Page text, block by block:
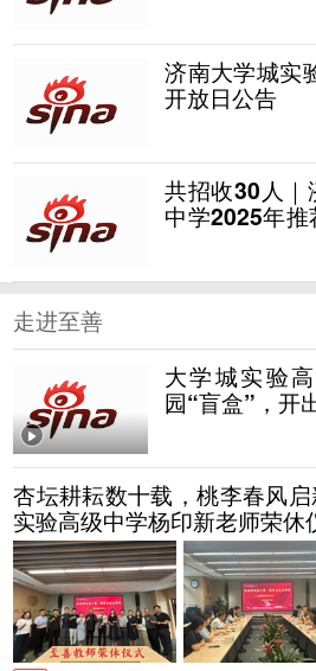
济南大学城实
开放日公告
共招收30人｜
中学2025年
走进至善
大学城实验
园“盲盒”，开
杏坛耕耘数十载，桃李春风
实验高级中学杨印新老师荣休